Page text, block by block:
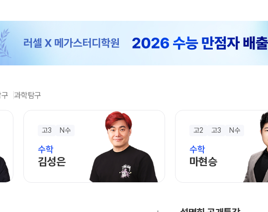
통
실
과학탐구
고3 N수
수학
김성은
고2 고3 N수
수학
마현승